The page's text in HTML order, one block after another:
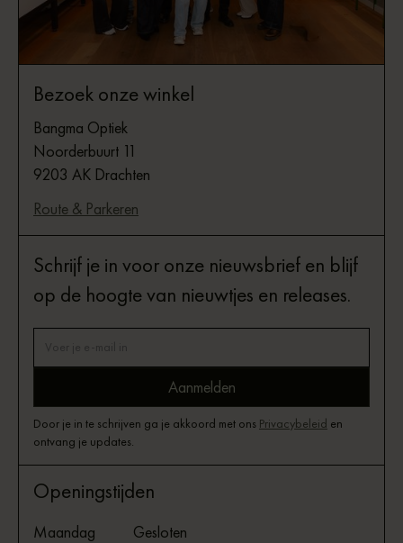
Bezoek onze winkel
Bangma Optiek
Noorderbuurt 11
9203 AK Drachten
Route & Parkeren
Schrijf je in voor onze nieuwsbrief en blijf
op de hoogte van nieuwtjes en releases.
Door je in te schrijven ga je akkoord met ons Privacybeleid en
ontvang je updates.
Openingstijden
Maandag
Gesloten